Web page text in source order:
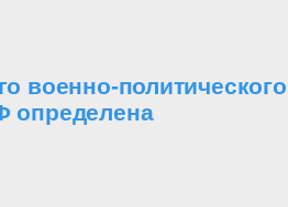
военно-политического
определена